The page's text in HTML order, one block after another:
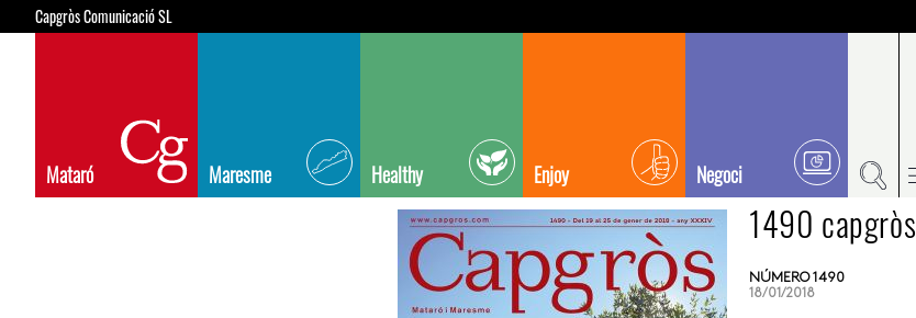
Capgròs Comunicació SL
Mataró Maresme Healthy Enjoy Negoci
1490 capgròs
NÚMERO 1490
18/01/2018